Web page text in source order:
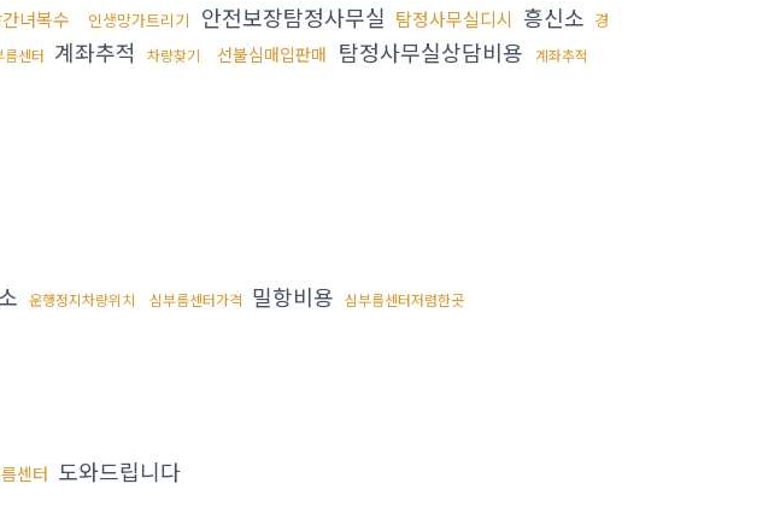
녀복수 인생망가트리기 안전보장탐정사무실 탐정사무실디시 흥신소 경
름센터 계좌추적 차량찾기 선불심매입판매 탐정사무실상담비용 계좌추적
운행정지차량위치 심부름센터가격 밀항비용 심부름센터저렴한곳
센터 도와드립니다